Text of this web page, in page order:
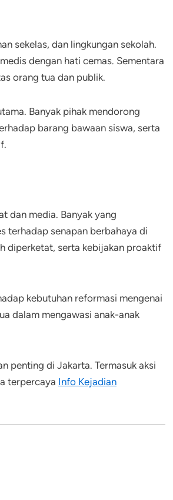
sekelas, dan lingkungan sekolah.
dengan hati cemas. Sementara
orang tua dan publik.
Banyak pihak mendorong
barang bawaan siswa, serta
dan media. Banyak yang
terhadap senapan berbahaya di
diperketat, serta kebijakan proaktif
kebutuhan reformasi mengenai
dalam mengawasi anak-anak
penting di Jakarta. Termasuk aksi
terpercaya Info Kejadian